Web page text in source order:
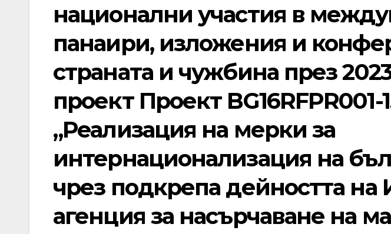
национални участия в
панаири, изложения и
страната и чужбина през 2023
проект Проект BG16RFPR001-
„Реализация на мерки за
интернационализация на
чрез подкрепа дейността на
агенция за насърчаване на